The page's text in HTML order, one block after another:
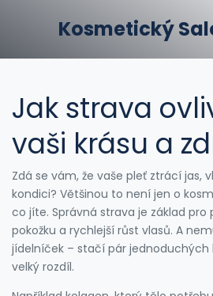
Kosmetický
Jak strava
vaši krásu a
Zdá se vám, že vaše pleť ztrácí jas,
kondici? Většinou to není jen o
co jíte. Správná strava je základ pro
pokožku a rychlejší růst vlasů. A
jídelníček – stačí pár jednoduchých
velký rozdíl.